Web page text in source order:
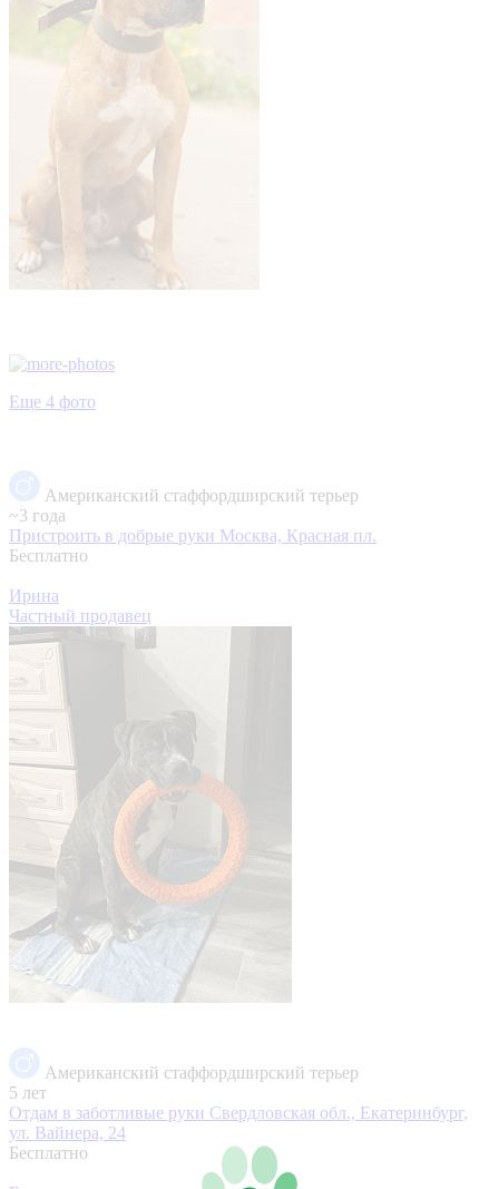
Еще 4 фото
Американский стаффордширский терьер
~3 года
Пристроить в добрые руки Москва, Красная пл.
Бесплатно
Ирина
Частный продавец
Американский стаффордширский терьер
5 лет
Отдам в заботливые руки Свердловская обл., Екатеринбург,
ул. Вайнера, 24
Бесплатно